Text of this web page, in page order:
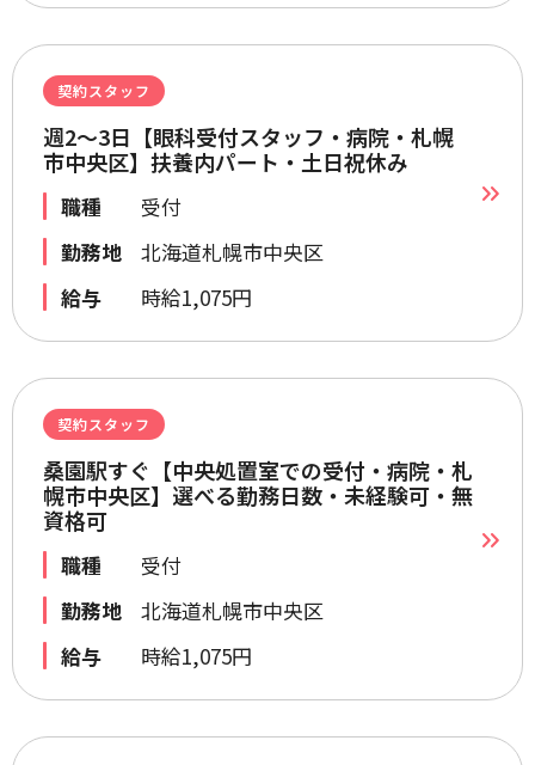
契約スタッフ
週2～3日【眼科受付スタッフ・病院・札幌
市中央区】扶養内パート・土日祝休み
職種
受付
勤務地
北海道札幌市中央区
給与
時給1,075円
契約スタッフ
桑園駅すぐ【中央処置室での受付・病院・札
幌市中央区】選べる勤務日数・未経験可・無
資格可
職種
受付
勤務地
北海道札幌市中央区
給与
時給1,075円